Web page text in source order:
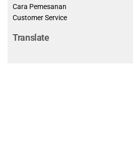
Cara Pemesanan
Customer Service
Translate